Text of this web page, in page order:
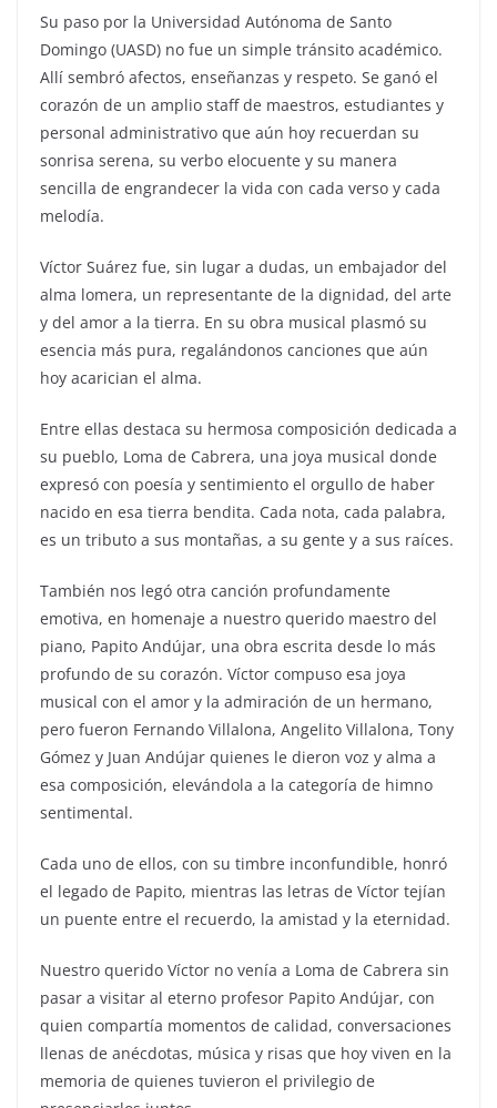
Su paso por la Universidad Autónoma de Santo
Domingo (UASD) no fue un simple tránsito académico.
Allí sembró afectos, enseñanzas y respeto. Se ganó el
corazón de un amplio staff de maestros, estudiantes y
personal administrativo que aún hoy recuerdan su
sonrisa serena, su verbo elocuente y su manera
sencilla de engrandecer la vida con cada verso y cada
melodía.
Víctor Suárez fue, sin lugar a dudas, un embajador del
alma lomera, un representante de la dignidad, del arte
y del amor a la tierra. En su obra musical plasmó su
esencia más pura, regalándonos canciones que aún
hoy acarician el alma.
Entre ellas destaca su hermosa composición dedicada a
su pueblo, Loma de Cabrera, una joya musical donde
expresó con poesía y sentimiento el orgullo de haber
nacido en esa tierra bendita. Cada nota, cada palabra,
es un tributo a sus montañas, a su gente y a sus raíces.
También nos legó otra canción profundamente
emotiva, en homenaje a nuestro querido maestro del
piano, Papito Andújar, una obra escrita desde lo más
profundo de su corazón. Víctor compuso esa joya
musical con el amor y la admiración de un hermano,
pero fueron Fernando Villalona, Angelito Villalona, Tony
Gómez y Juan Andújar quienes le dieron voz y alma a
esa composición, elevándola a la categoría de himno
sentimental.
Cada uno de ellos, con su timbre inconfundible, honró
el legado de Papito, mientras las letras de Víctor tejían
un puente entre el recuerdo, la amistad y la eternidad.
Nuestro querido Víctor no venía a Loma de Cabrera sin
pasar a visitar al eterno profesor Papito Andújar, con
quien compartía momentos de calidad, conversaciones
llenas de anécdotas, música y risas que hoy viven en la
memoria de quienes tuvieron el privilegio de